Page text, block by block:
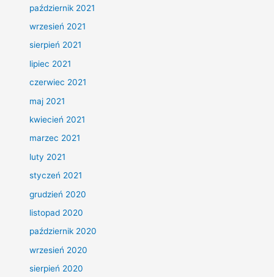
październik 2021
wrzesień 2021
sierpień 2021
lipiec 2021
czerwiec 2021
maj 2021
kwiecień 2021
marzec 2021
luty 2021
styczeń 2021
grudzień 2020
listopad 2020
październik 2020
wrzesień 2020
sierpień 2020